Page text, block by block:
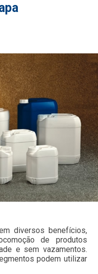
diversos benefícios,
de produtos
e sem vazamentos.
podem utilizar